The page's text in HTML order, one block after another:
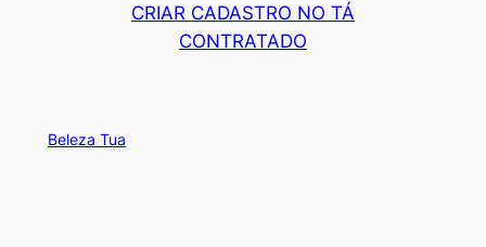
CRIAR CADASTRO NO TÁ
CONTRATADO
Beleza Tua